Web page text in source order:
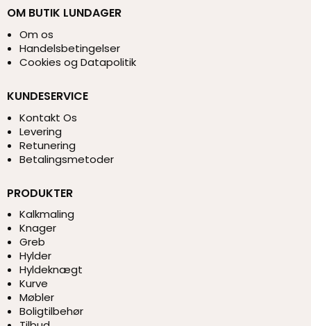
OM BUTIK LUNDAGER
Om os
Handelsbetingelser
Cookies og Datapolitik
KUNDESERVICE
Kontakt Os
Levering
Retunering
Betalingsmetoder
PRODUKTER
Kalkmaling
Knager
Greb
Hylder
Hyldeknægt
Kurve
Møbler
Boligtilbehør